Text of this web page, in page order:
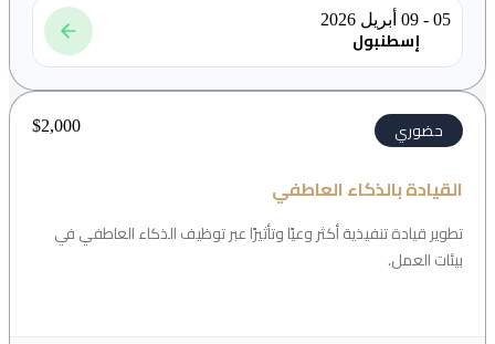
05 - 09 أبريل 2026
إسطنبول
$2,000 حضوري
القيادة بالذكاء العاطفي
تطوير قيادة تنفيذية أكثر وعيًا وتأثيرًا عبر توظيف الذكاء العاطفي في
بيئات العمل.